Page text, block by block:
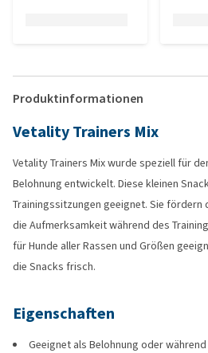
Produktinformationen
Vetality Trainers Mix
Vetality Trainers Mix wurde speziell für
Belohnung entwickelt. Diese kleinen
Trainingssitzungen geeignet. Sie fördern
die Aufmerksamkeit während des
für Hunde aller Rassen und Größen
die Snacks frisch.
Eigenschaften
Geeignet als Belohnung oder